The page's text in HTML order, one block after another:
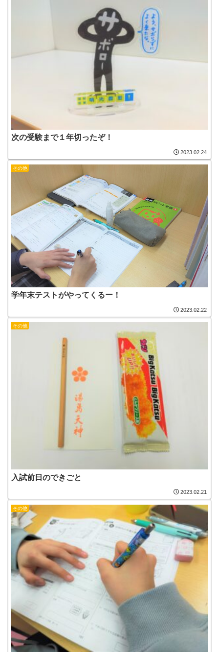
次の受験まで１年切ったぞ！
2023.02.24
その他
学年末テストがやってくるー！
2023.02.22
その他
入試前日のできごと
2023.02.21
その他